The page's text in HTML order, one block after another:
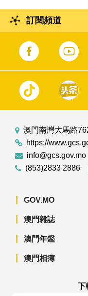
訂閱頻道
澳門南灣大馬路
https://
info@gcs.gov.mo
(853)2833 2886
GOV.MO
澳門雜誌
澳門年鑑
澳門相簿
下